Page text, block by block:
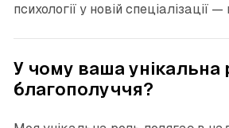
психології у новій спеціалізації —
У чому ваша унікальна
благополуччя?